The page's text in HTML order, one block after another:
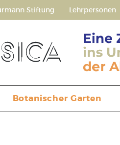
Stiftung Lehrpersonen
Botanischer Garten